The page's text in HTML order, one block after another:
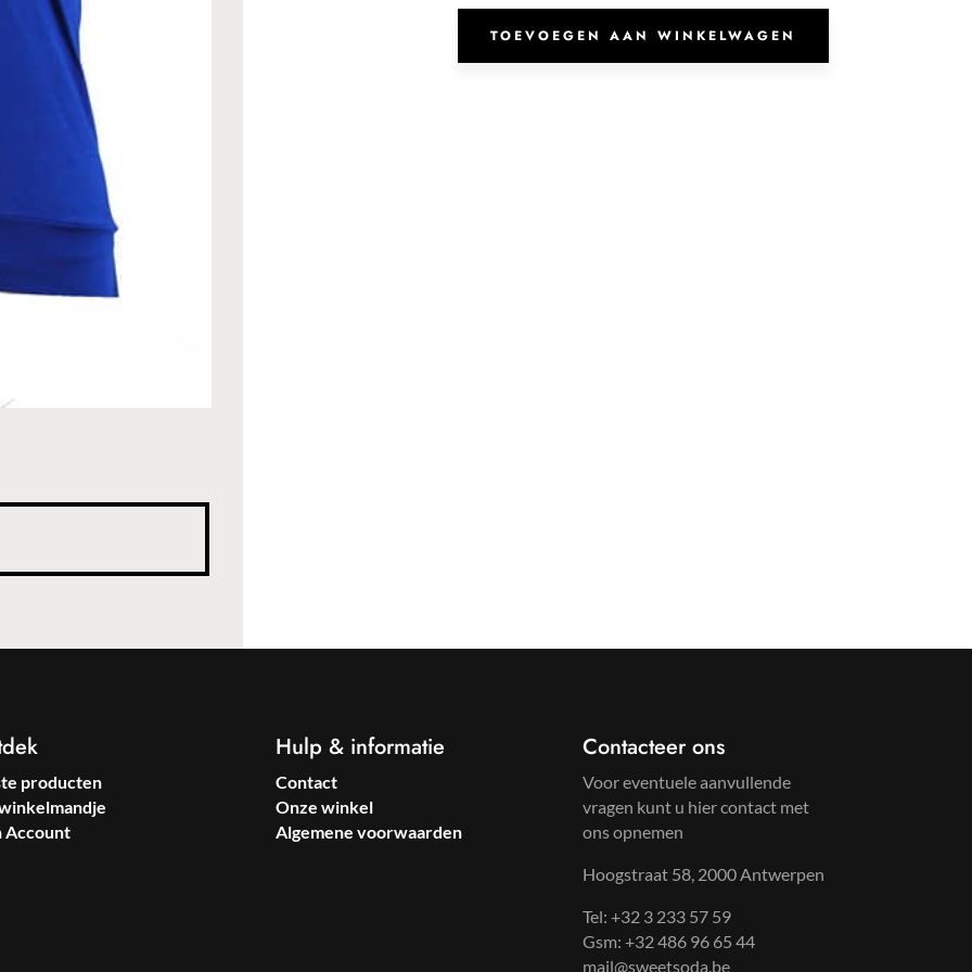
Surf
aantal
TOEVOEGEN AAN WINKELWAGEN
producten
Account
Hulp & informatie
Contact
Onze winkel
Algemene voorwaarden
Contacteer ons
Voor eventuele aanvullende
vragen kunt u hier contact met
ons opnemen
Hoogstraat 58, 2000 Antwerpen
Tel: +32 3 233 57 59
Gsm: +32 486 96 65 44
mail@sweetsoda.be